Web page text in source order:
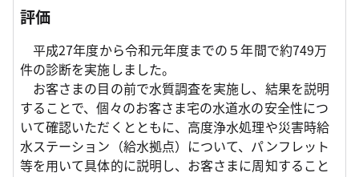
評価
平成27年度から令和元年度までの５年間で約749万
件の診断を実施しました。
お客さまの目の前で水質調査を実施し、結果を説明
することで、個々のお客さま宅の水道水の安全性につ
いて確認いただくとともに、高度浄水処理や災害時給
水ステーション（給水拠点）について、パンフレット
等を用いて具体的に説明し、お客さまに周知すること